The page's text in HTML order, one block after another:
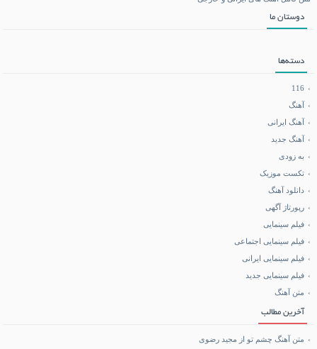
تماشای آنلاین فیلم و سریال
می بی نیم
فروشگاه تجهیزات کوهنوردی
آموزش هاستینگ و سرور
خرید کالا
خرید BCAA
خرید بلیط هواپیما
بلیط هواپیما تهران مشهد
دوستان ما
دسته‌ها
116
آهنگ
آهنگ ایرانی
آهنگ جدید
به زودی
تکست موزیک
دانلود آهنگ
رپورتاژ آگهی
فیلم سینمایی
فیلم سینمایی اجتماعی
فیلم سینمایی ایرانی
فیلم سینمایی جدید
متن آهنگ
آخرین مطالب
متن آهنگ چشم تو از مجید رضوی